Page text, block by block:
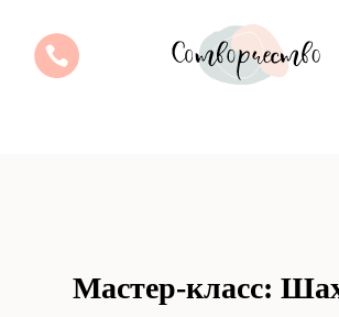
Мастер-класс: